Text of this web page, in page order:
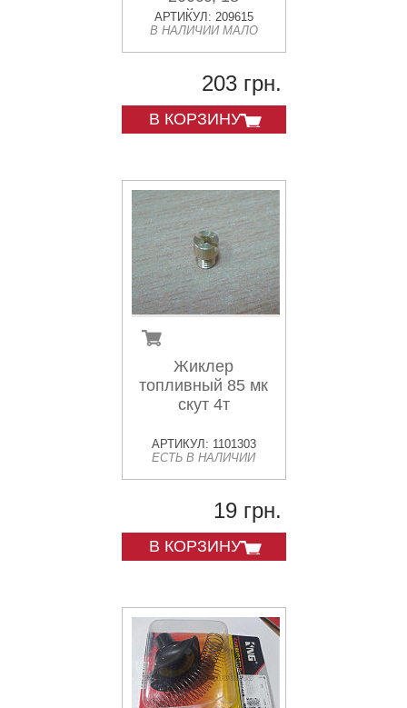
деталей+поплавок
АРТИКУЛ: 209615
В НАЛИЧИИ МАЛО
203 грн.
В КОРЗИНУ
Жиклер
топливный 85 мк
скут 4т
АРТИКУЛ: 1101303
ЕСТЬ В НАЛИЧИИ
19 грн.
В КОРЗИНУ